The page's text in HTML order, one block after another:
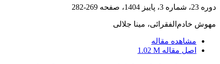
دوره 23، شماره 3، پاییز 1404، صفحه 269-282
مهوش خادم‌الفقرائی، مینا جلالی
مشاهده مقاله
اصل مقاله 1.02 M